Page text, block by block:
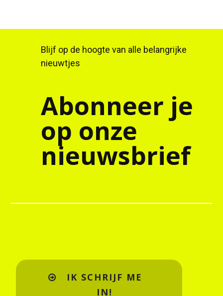
Blijf op de hoogte van alle belangrijke
nieuwtjes
Abonneer je
op onze
nieuwsbrief
IK SCHRIJF ME
IN!